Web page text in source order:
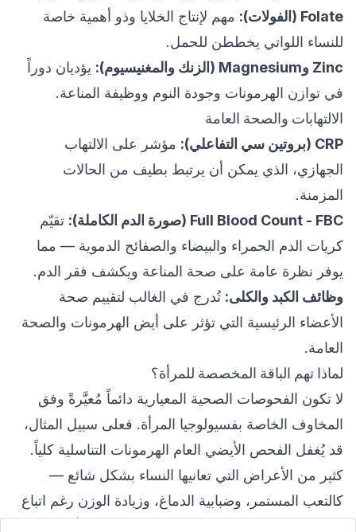
Folate (الفولات):
مهم لإنتاج الخلايا وذو أهمية خاصة
للنساء اللواتي يخططن للحمل.
Zinc وMagnesium (الزنك والمغنيسيوم):
يؤديان دوراً
في توازن الهرمونات وجودة النوم ووظيفة المناعة.
الالتهابات والصحة العامة
CRP (بروتين سي التفاعلي):
مؤشر على الالتهاب
الجهازي، الذي يمكن أن يرتبط بطيف من الحالات
المزمنة.
Full Blood Count - FBC (صورة الدم الكاملة):
تقيّم
كريات الدم الحمراء والبيضاء والصفائح الدموية — مما
يوفر نظرة عامة على صحة المناعة ويكشف فقر الدم.
وظائف الكبد والكلى: تُدرج في الغالب لتقييم صحة
الأعضاء الرئيسية التي تؤثر على أيض الهرمونات والصحة
العامة.
لماذا تهم الباقة المخصصة للمرأة؟
لا تكون الفحوصات الصحية المعيارية دائماً مُعيَّرةً وفق
المخاوف الخاصة بفسيولوجيا المرأة. فعلى سبيل المثال،
قد يُغفل الفحص الأيضي العام الهرمونات التناسلية كلياً.
كثير من الأعراض التي تعانيها النساء بشكل شائع —
كالتعب المستمر، وضبابية الدماغ، وزيادة الوزن رغم اتباع